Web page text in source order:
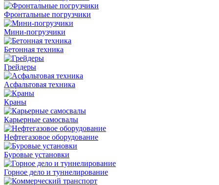
Фронтальные погрузчики
Мини-погрузчики
Бетонная техника
Грейдеры
Асфальтовая техника
Краны
Карьерные самосвалы
Нефтегазовое оборудование
Буровые установки
Горное дело и туннелирование